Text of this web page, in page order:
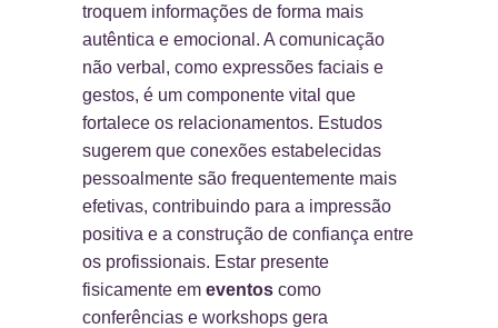
troquem informações de forma mais
autêntica e emocional. A comunicação
não verbal, como expressões faciais e
gestos, é um componente vital que
fortalece os relacionamentos. Estudos
sugerem que conexões estabelecidas
pessoalmente são frequentemente mais
efetivas, contribuindo para a impressão
positiva e a construção de confiança entre
os profissionais. Estar presente
fisicamente em eventos como
conferências e workshops gera